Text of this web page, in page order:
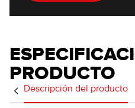
PRODUCTO
Descripción del producto